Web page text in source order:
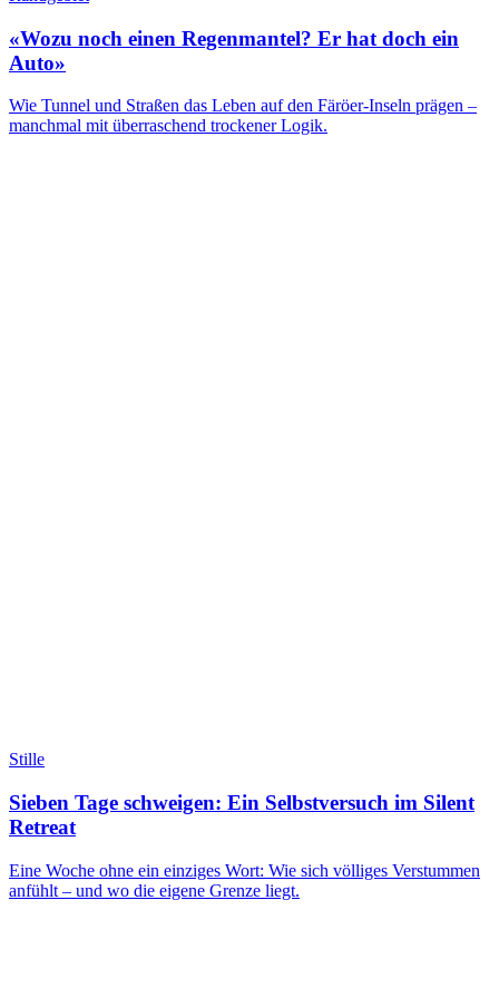
«Wozu noch einen Regenmantel? Er hat doch ein
Auto»
Wie Tunnel und Straßen das Leben auf den Färöer-Inseln prägen –
manchmal mit überraschend trockener Logik.
Stille
Sieben Tage schweigen: Ein Selbstversuch im Silent
Retreat
Eine Woche ohne ein einziges Wort: Wie sich völliges Verstummen
anfühlt – und wo die eigene Grenze liegt.